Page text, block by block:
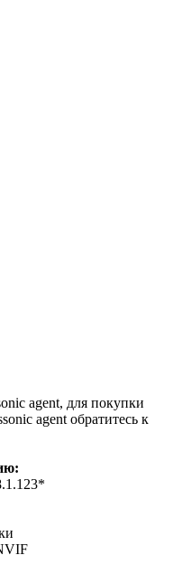
agent, для покупки
agent обратитесь к